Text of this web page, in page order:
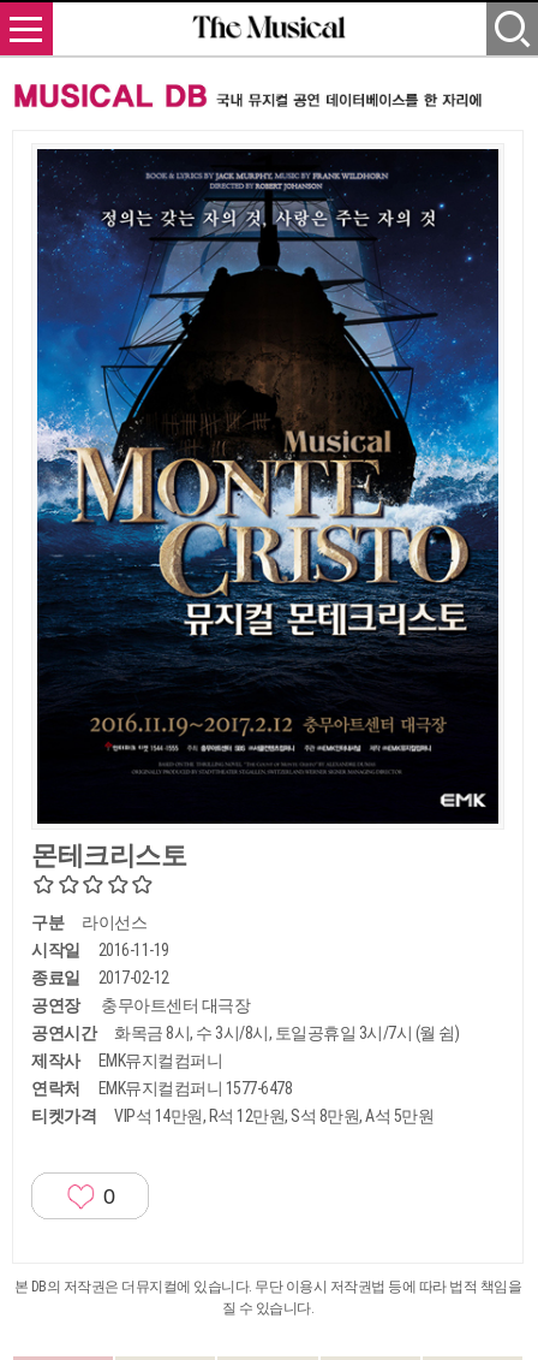
몬테크리스토
구분
라이선스
시작일
2016-11-19
종료일
2017-02-12
공연장
충무아트센터 대극장
공연시간
화목금 8시, 수 3시/8시, 토일공휴일 3시/7시 (월 쉼)
제작사
EMK뮤지컬컴퍼니
연락처
EMK뮤지컬컴퍼니 1577-6478
티켓가격
VIP석 14만원, R석 12만원, S석 8만원, A석 5만원
0
본 DB의 저작권은 더뮤지컬에 있습니다. 무단 이용시 저작권법 등에 따라 법적 책임을
질 수 있습니다.